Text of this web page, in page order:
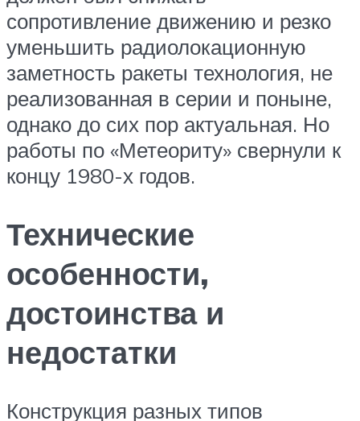
сопротивление движению и резко
уменьшить радиолокационную
заметность ракеты технология, не
реализованная в серии и поныне,
однако до сих пор актуальная. Но
работы по «Метеориту» свернули к
концу 1980-х годов.
Технические
особенности,
достоинства и
недостатки
Конструкция разных типов